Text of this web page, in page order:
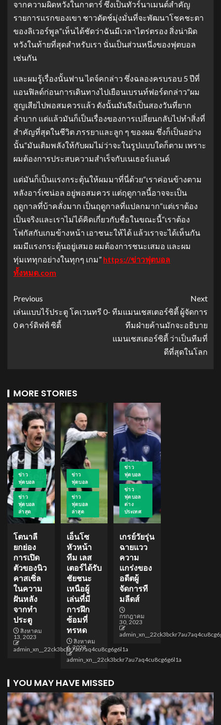
จากความผิดหวังในกาตาร์ ซึ่งเป็นทัวร์นาเมนต์สำคัญ
รายการแรกของเขา ชาวดัตช์มุ่งมั่นที่จะพัฒนาโชคชะตา
ของลิเวอร์พูล“เห็นได้ชัดว่าฉันมีเวลาไตร่ตรอง สิ่งน่าผิด
หวังในท้ายที่สุดสำหรับเรา นั่นเป็นส่วนหนึ่งของฟุตบอล
เช่นกัน
และผมรู้เรื่องนั้นฟาน ไดจ์คกล่าว ซึ่งฉลองครบรอบ 5 ปีที่
แอนฟิลด์ก่อนการเดินทางไปเยือนเบรนท์ฟอร์ดกล่าว“ผม
สูญเสียไปพอสมควรแล้ว ดังนั้นมันจึงเป็นสองวันที่ยาก
ลำบาก แต่แล้วมันก็เป็นเรื่องของการเปลี่ยนกลับไปทำสิ่งที่
สำคัญที่สุดในชีวิต ภรรยาและลูก ๆ ของผม ซึ่งก็เป็นอย่าง
นั้น“มันเติมพลังให้กับผมไม่ว่าจะในรูปแบบใดก็ตาม เพราะ
ผมต้องการประสบความสำเร็จกับเนเธอร์แลนด์
แต่มันก็เป็นแรงกระตุ้นให้ผมมาที่นี่ด้วย“เราค่อนข้างตาม
หลังอาร์เซน่อล อยู่พอสมควร แต่ฤดูกาลนี้อาจจะเป็น
ฤดูกาลที่บ้าคลั่งมาก เป็นฤดูกาลที่แปลกมาก“แต่เราต้อง
เป็นจริงและเราไม่ได้คิดเกี่ยวกับชื่อในขณะนี้“เราต้อง
โฟกัสกับเกมข้างหน้า เอาชนะให้ได้ แล้วเราจะได้เห็นกัน
ผมมีแรงกระตุ้นอยู่เสมอ ผมต้องการชนะเสมอ และผม
ทุ่มเททุกอย่างในทุกๆ เกม” https://ข่าวฟุตบอล
ทั้งหมด.com
Previous
เล่นแบบไร้ประตู โคเวนทรี 0-
0 คาร์ดิฟฟ์ ซิตี้
Next
ทีมแมนเชสเตอร์ซิตี้ ผู้จัดการ
ทีมฝ่ายค้านมักจะอธิบาย
แมนเชสเตอร์ซิตี้ ว่าเป็นทีมที่
ดีที่สุดในโลก
MORE STORIES
ข่าว
ฟุตบอล
ข่าว
ฟุตบอล
ล่าสุด
โตนาลี
ยกย่อง
การเปิด
ตัวของนิว
คาสเซิ่ล
ในความ
ฝันหลัง
จากทำ
ประตู
สิงหาคม
13, 2023
admin_xn__22ck3bckr7au7aq4cu8cg6g6l1a
ข่าว
ฟุตบอล
ข่าว
ฟุตบอล
ล่าสุด
เอ็นโซ
หัวหน้า
ทีม เลส
เตอร์ได้รับ
ชัยชนะ
เหนือผู้
เล่นที่มี
การฝึก
ซ้อมที่
ทรหด
สิงหาคม
6, 2023
admin_xn__22ck3bckr7au7aq4cu8cg6g6l1a
ข่าว
ฟุตบอล
ข่าว
ฟุตบอล
ต่าง
ประเทศ
เกรย์วัยรุ่น
ฉายแวว
ความ
แกร่งของ
อดีตผู้
จัดการที
มลีดส์
กรกฎาคม
30, 2023
YOU MAY HAVE MISSED